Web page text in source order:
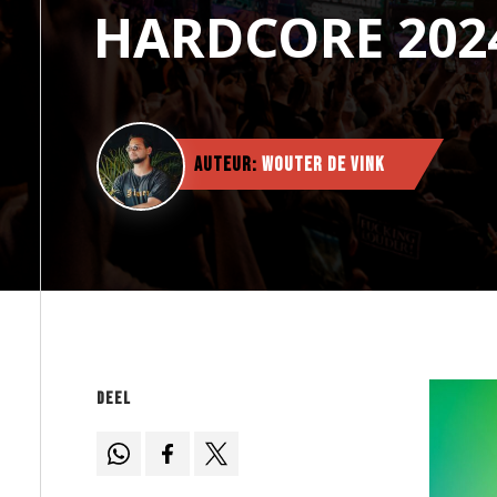
HARDCORE
Auteur: Wouter de Vink
Deel